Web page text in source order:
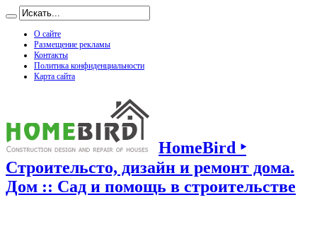
О сайте
Размещение рекламы
Контакты
Политика конфиденциальности
Карта сайта
HomeBird ‣
Строительсто, дизайн и ремонт дома.
Дом :: Сад и помощь в строительстве